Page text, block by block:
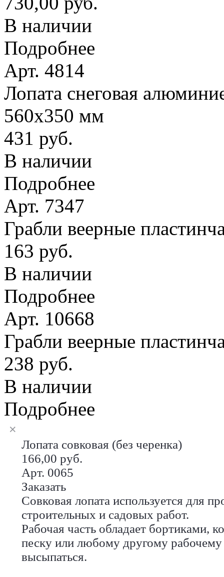
В наличии
Подробнее
Арт. 4814
Лопата снеговая
560х350 мм
431 руб.
В наличии
Подробнее
Арт. 7347
Грабли веерные
163 руб.
В наличии
Подробнее
Арт. 10668
Грабли веерные
238 руб.
В наличии
Подробнее
Лопата совковая (без черенка)
166,00 руб.
Арт. 0065
Заказать
Совковая лопата используется для
строительных и садовых работ.
Рабочая часть обладает бортиками,
песку или любому другому рабочему
высыпаться.